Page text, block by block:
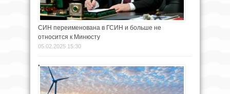
СИН переименована в ГСИН и больше не
относится к Минюсту
05.02.2025 15:30